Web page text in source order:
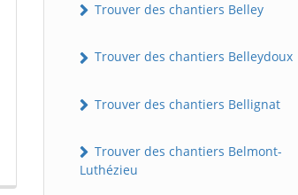
Trouver des chantiers Belley
Trouver des chantiers Belleydoux
Trouver des chantiers Bellignat
Trouver des chantiers Belmont-
Luthézieu